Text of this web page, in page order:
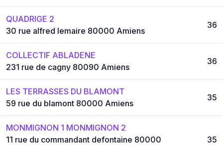
QUADRIGE 2
30 rue alfred lemaire 80000 Amiens
36
COLLECTIF ABLADENE
231 rue de cagny 80090 Amiens
36
LES TERRASSES DU BLAMONT
59 rue du blamont 80000 Amiens
35
MONMIGNON 1 MONMIGNON 2
11 rue du commandant defontaine 80000
35